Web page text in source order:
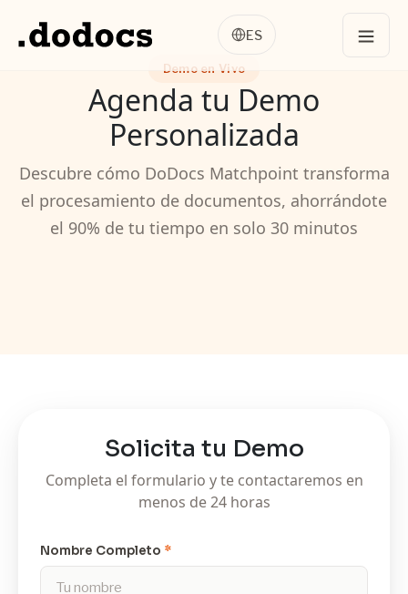
ES
Demo en Vivo
Agenda tu Demo
Personalizada
Descubre cómo DoDocs Matchpoint transforma
el procesamiento de documentos, ahorrándote
el 90% de tu tiempo en solo 30 minutos
Solicita tu Demo
Completa el formulario y te contactaremos en
menos de 24 horas
Nombre Completo *